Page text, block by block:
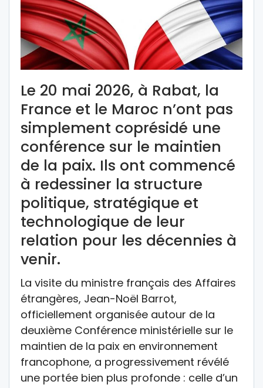
Le 20 mai 2026, à Rabat, la
France et le Maroc n’ont pas
simplement coprésidé une
conférence sur le maintien
de la paix. Ils ont commencé
à redessiner la structure
politique, stratégique et
technologique de leur
relation pour les décennies à
venir.
La visite du ministre français des Affaires
étrangères, Jean-Noël Barrot,
officiellement organisée autour de la
deuxième Conférence ministérielle sur le
maintien de la paix en environnement
francophone, a progressivement révélé
une portée bien plus profonde : celle d’un